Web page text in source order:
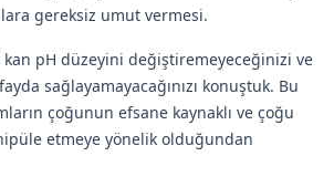
gereksiz umut vermesi.
kan pH düzeyini değiştiremeyeceğinizi ve
sağlayamayacağınızı konuştuk. Bu
çoğunun efsane kaynaklı ve çoğu
etmeye yönelik olduğundan